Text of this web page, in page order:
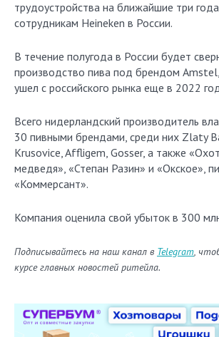
трудоустройства на ближайшие три
сотрудникам Heineken в России.
В течение полугода в России будет
производство пива под брендом
ушел с российского рынка еще в 2022
Всего нидерландский производитель
30 пивными брендами, среди них Zlaty
Krusovice, Affligem, Gosser, а также
медведя», «Степан Разин» и «Окское»,
«Коммерсант».
Компания оценила свой убыток в 300
Подписывайтесь на наш канал в Telegram,
курсе главных новостей ритейла.